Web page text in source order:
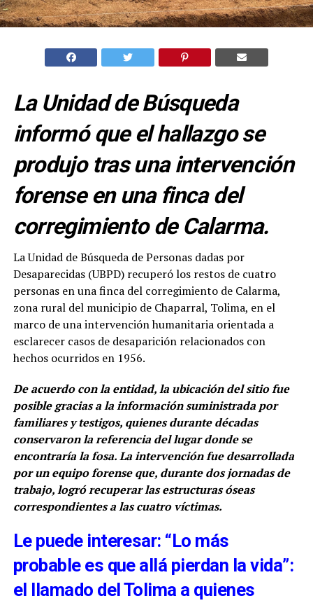
La Unidad de Búsqueda
informó que el hallazgo se
produjo tras una intervención
forense en una finca del
corregimiento de Calarma.
La Unidad de Búsqueda de Personas dadas por
Desaparecidas (UBPD) recuperó los restos de cuatro
personas en una finca del corregimiento de Calarma,
zona rural del municipio de Chaparral, Tolima, en el
marco de una intervención humanitaria orientada a
esclarecer casos de desaparición relacionados con
hechos ocurridos en 1956.
De acuerdo con la entidad, la ubicación del sitio fue
posible gracias a la información suministrada por
familiares y testigos, quienes durante décadas
conservaron la referencia del lugar donde se
encontraría la fosa. La intervención fue desarrollada
por un equipo forense que, durante dos jornadas de
trabajo, logró recuperar las estructuras óseas
correspondientes a las cuatro víctimas.
Le puede interesar: “Lo más
probable es que allá pierdan la vida”:
el llamado del Tolima a quienes